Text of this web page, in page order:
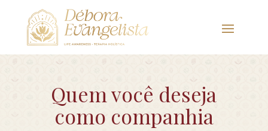
Quem você deseja
como companhia